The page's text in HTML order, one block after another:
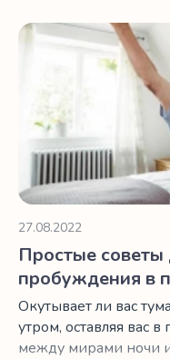
старения влияет на
изменить среду, в
Простые советы для
27.08.2022
Простые советы
пробуждения в
Окутывает ли вас
утром, оставляя вас
между мирами ночи